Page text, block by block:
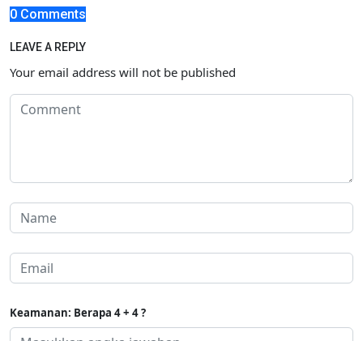
0 Comments
LEAVE A REPLY
Your email address will not be published
Keamanan: Berapa 4 + 4 ?